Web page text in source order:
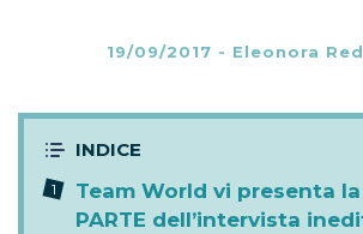
19/09/2017 - Eleonora
Team World vi presenta la
PARTE dell’intervista